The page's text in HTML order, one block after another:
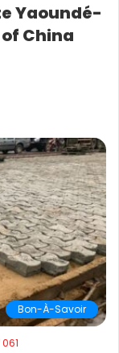
Yaoundé-
China
Bon-À-Savoir
061